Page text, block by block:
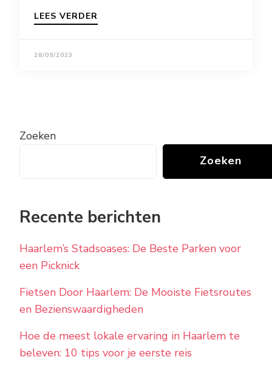
LEES VERDER
28/09/2023
Zoeken
Zoeken
Recente berichten
Haarlem’s Stadsoases: De Beste Parken voor
een Picknick
Fietsen Door Haarlem: De Mooiste Fietsroutes
en Bezienswaardigheden
Hoe de meest lokale ervaring in Haarlem te
beleven: 10 tips voor je eerste reis